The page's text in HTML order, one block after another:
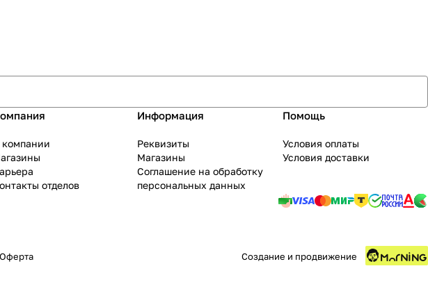
отделов
Информация
Реквизиты
Магазины
Соглашение на обработку
персональных данных
Помощь
Условия оплаты
Условия доставки
Оферта Создание и продвижение